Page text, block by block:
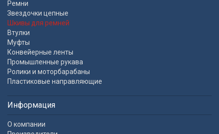
Ремни
Звездочки цепные
Шкивы для ремней
Втулки
Муфты
Конвейерные ленты
Промышленные рукава
Ролики и моторбарабаны
Пластиковые направляющие
Информация
О компании